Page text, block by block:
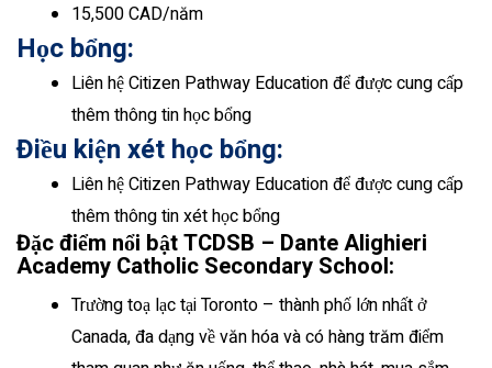
15,500 CAD/năm
Học bổng:
Liên hệ Citizen Pathway Education để được cung cấp
thêm thông tin học bổng
Điều kiện xét học bổng:
Liên hệ Citizen Pathway Education để được cung cấp
thêm thông tin xét học bổng
Đặc điểm nổi bật TCDSB – Dante Alighieri
Academy Catholic Secondary School:
Trường toạ lạc tại Toronto – thành phố lớn nhất ở
Canada, đa dạng về văn hóa và có hàng trăm điểm